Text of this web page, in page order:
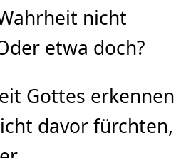
nicht
etwa doch?
Gottes erkennen
davor fürchten,